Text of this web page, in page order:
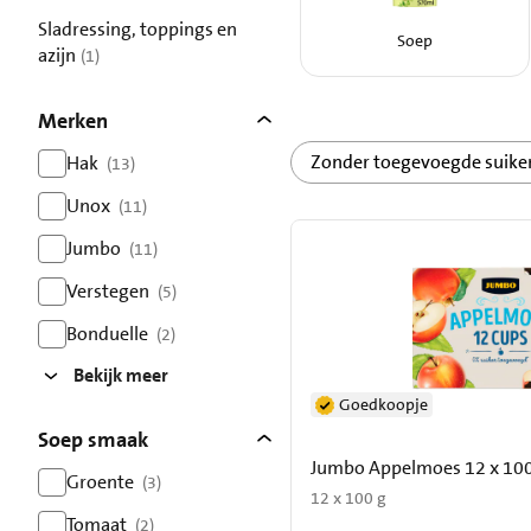
Sladressing, toppings en
azijn (1)
Merken
Hak (13)
resultaten
Unox (11)
resultaten
Jumbo (11)
resultaten
Verstegen (5)
resultaten
Bonduelle (2)
Bekijk meer
Soep smaak
Groente (3)
resultaten
Tomaat (2)
Soep
Zonder toegevoegde
Jumbo Appelmoes 12 x
12 x 100 g
Goedkoopje